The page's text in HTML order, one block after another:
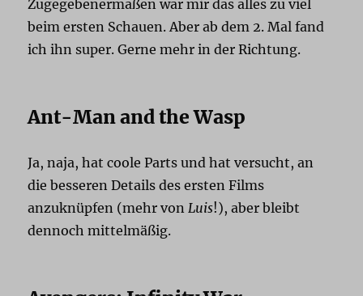
Zugegebenermaßen war mir das alles zu viel
beim ersten Schauen. Aber ab dem 2. Mal fand
ich ihn super. Gerne mehr in der Richtung.
Ant-Man and the Wasp
Ja, naja, hat coole Parts und hat versucht, an
die besseren Details des ersten Films
anzuknüpfen (mehr von Luis!), aber bleibt
dennoch mittelmäßig.